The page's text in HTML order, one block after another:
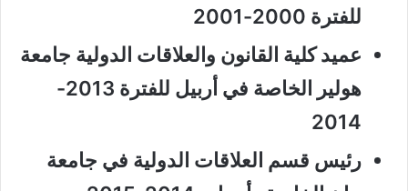
للفترة 2000-2001
عميد كلية القانون والعلاقات الدولية جامعة
هولير الخاصة في أربيل للفترة 2013-
2014
رئيس قسم العلاقات الدولية في جامعة